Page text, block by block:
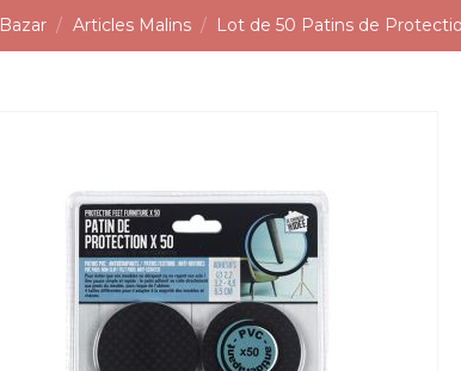
Bazar Articles Malins Lot de 50 Patins de